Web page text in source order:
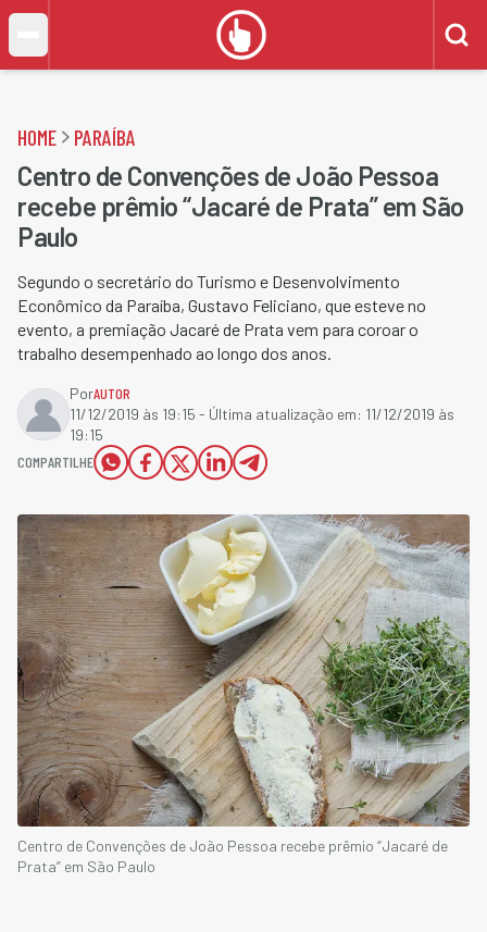
HOME PARAÍBA
Centro de Convenções de João Pessoa
recebe prêmio “Jacaré de Prata” em São
Paulo
Segundo o secretário do Turismo e Desenvolvimento
Econômico da Paraíba, Gustavo Feliciano, que esteve no
evento, a premiação Jacaré de Prata vem para coroar o
trabalho desempenhado ao longo dos anos.
PorAUTOR
11/12/2019 às 19:15 - Última atualização em: 11/12/2019 às
19:15
COMPARTILHE
Centro de Convenções de João Pessoa recebe prêmio “Jacaré de
Prata” em São Paulo